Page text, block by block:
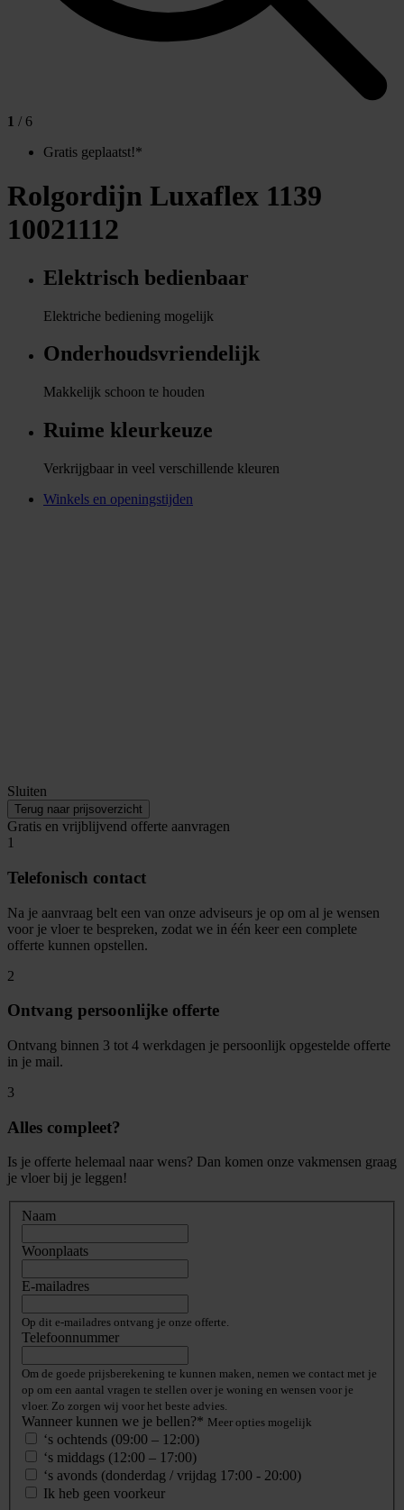
1 / 6
Gratis geplaatst!*
Rolgordijn Luxaflex 1139
10021112
Elektrisch bedienbaar
Elektriche bediening mogelijk
Onderhoudsvriendelijk
Makkelijk schoon te houden
Ruime kleurkeuze
Verkrijgbaar in veel verschillende kleuren
Winkels en openingstijden
Sluiten
Terug naar prijsoverzicht
Gratis en vrijblijvend offerte aanvragen
1
Telefonisch contact
Na je aanvraag belt een van onze adviseurs je op om al je wensen
voor je vloer te bespreken, zodat we in één keer een complete
offerte kunnen opstellen.
2
Ontvang persoonlijke offerte
Ontvang binnen 3 tot 4 werkdagen je persoonlijk opgestelde offerte
in je mail.
3
Alles compleet?
Is je offerte helemaal naar wens? Dan komen onze vakmensen graag
je vloer bij je leggen!
Naam
Woonplaats
E-mailadres
Op dit e-mailadres ontvang je onze offerte.
Telefoonnummer
Om de goede prijsberekening te kunnen maken, nemen we contact met je
op om een aantal vragen te stellen over je woning en wensen voor je
vloer. Zo zorgen wij voor het beste advies.
Wanneer kunnen we je bellen?* Meer opties mogelijk
‘s ochtends (09:00 – 12:00)
‘s middags (12:00 – 17:00)
‘s avonds (donderdag / vrijdag 17:00 - 20:00)
Ik heb geen voorkeur